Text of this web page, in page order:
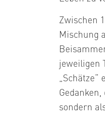
Zwischen
Mischung
jeweiligen
sondern